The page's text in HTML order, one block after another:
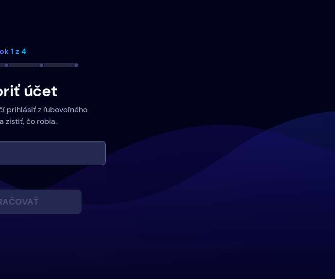
1 z 4
účet
prihlásiť z ľubovoľného
zistiť, čo robia.